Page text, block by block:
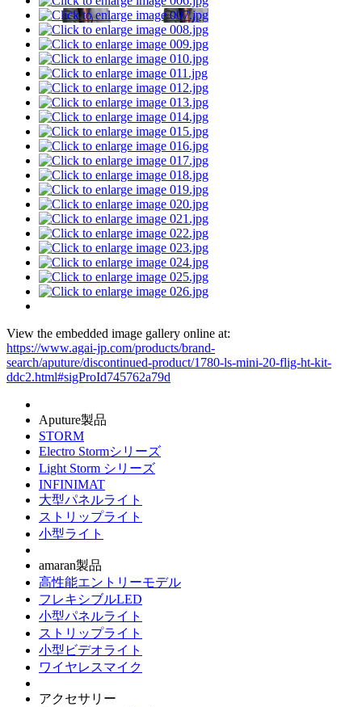
View the embedded image gallery online at:
https://www.agai-jp.com/products/brand-
search/aputure/discontinued-product/1780-ls-mini-20-flig-ht-kit-
ddc2.html#sigProId745762a79d
Aputure製品
STORM
Electro Stormシリーズ
Light Storm シリーズ
INFINIMAT
大型パネルライト
ストリップライト
小型ライト
amaran製品
高性能エントリーモデル
フレキシブルLED
小型パネルライト
ストリップライト
小型ビデオライト
ワイヤレスマイク
アクセサリー